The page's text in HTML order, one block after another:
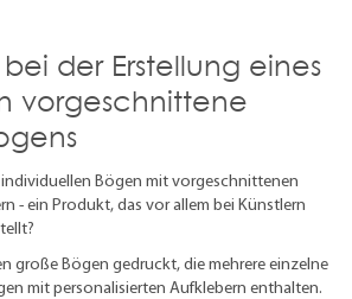
der Erstellung eines
vorgeschnittene
Bögen mit vorgeschnittenen
- ein Produkt, das vor allem bei Künstlern
große Bögen gedruckt, die mehrere einzelne
mit personalisierten Aufklebern enthalten.